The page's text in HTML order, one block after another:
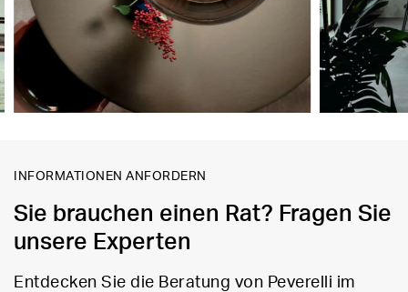
INFORMATIONEN ANFORDERN
Sie brauchen einen Rat? Fragen Sie
unsere Experten
Entdecken Sie die Beratung von Peverelli im